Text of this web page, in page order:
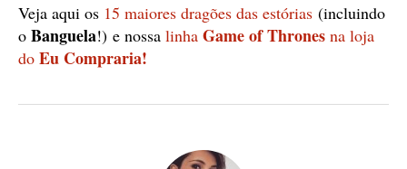
Veja aqui os 15 maiores dragões das estórias (incluindo
o Banguela!) e nossa linha Game of Thrones na loja
do Eu Compraria!